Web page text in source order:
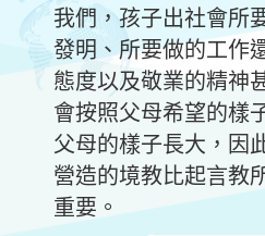
我們，孩子出社會所
發明、所要做的工作
態度以及敬業的精神
會按照父母希望的樣
父母的樣子長大，因
營造的境教比起言教
重要。